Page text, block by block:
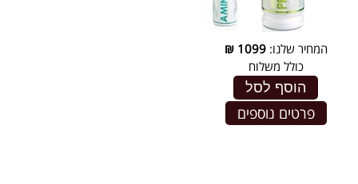
המחיר שלנו:1099
₪
כולל משלוח
הוסף לסל
פרטים נוספים